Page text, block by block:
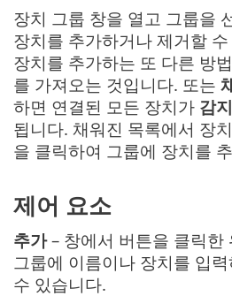
장치 그룹 창을 열고 그룹을
장치를 추가하거나 제거할
장치를 추가하는 또 다른 방
를 가져오는 것입니다. 또는
하면 연결된 모든 장치가 감
됩니다. 채워진 목록에서 장
을 클릭하여 그룹에 장치를
제어 요소
추가– 창에서 버튼을 클릭한
그룹에 이름이나 장치를 입
수 있습니다.